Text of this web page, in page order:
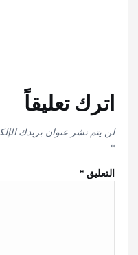
اترك تعليقاً
لن يتم نشر عنوان بريدك
*
التعليق*